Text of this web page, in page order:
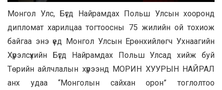
Монгол Улс, Бүгд Найрамдах Польш Улсын хооронд
дипломат харилцаа тогтоосны 75 жилийн ой тохиож
байгаа энэ үед Монгол Улсын Ерөнхийлөгч Ухнаагийн
Хүрэлсүхийн Бүгд Найрамдах Польш Улсад хийж буй
Төрийн айлчлалын хүрээнд МОРИН ХУУРЫН НАЙРАЛ
анх удаа “Монголын сайхан орон” тоглолтоо